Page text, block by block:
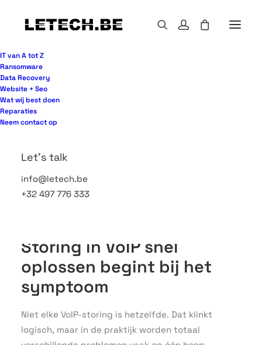
IT van A tot Z
Ransomware
Data Recovery
Website + Seo
Wat wij best doen
Reparaties
Neem contact op
Let's talk
info@letech.be
+32 497 776 333
Een gesprek dat hapert precies wanneer een klant
wil bestellen, een collega die onverstaanbaar
klinkt of een telefooncentrale die ineens uitvalt –
maar pure noodzaak. Voor veel organisaties loopt
planning en klantvertrouwen. Daarom helpt het om
niet alleen te weten wat u moet controleren, maar
Storing in VoIP snel
oplossen begint bij het
symptoom
Niet elke VoIP-storing is hetzelfde. Dat klinkt
logisch, maar in de praktijk worden totaal